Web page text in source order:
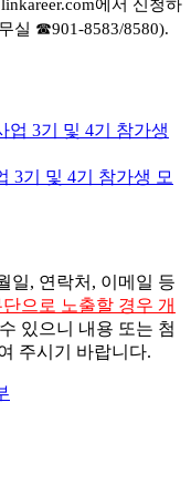
linkareer.com에서 신청하
실 ☎901-8583/8580).
3기 및 4기 참가생 모
일, 연락처, 이메일 등
으로 노출할 경우 개
있으니 내용 또는 첨
주시기 바랍니다.